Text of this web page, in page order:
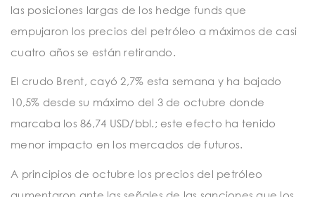
las posiciones largas de los hedge funds que
empujaron los precios del petróleo a máximos de casi
cuatro años se están retirando.
El crudo Brent, cayó 2,7% esta semana y ha bajado
10,5% desde su máximo del 3 de octubre donde
marcaba los 86,74 USD/bbl.; este efecto ha tenido
menor impacto en los mercados de futuros.
A principios de octubre los precios del petróleo